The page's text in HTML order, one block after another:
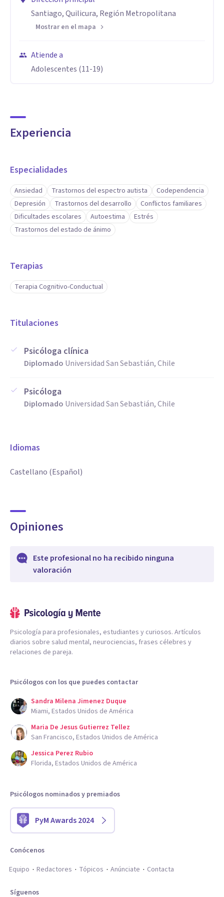
Santiago, Quilicura, Región Metropolitana
Mostrar en el mapa
Atiende a
Adolescentes (11-19)
Experiencia
Especialidades
Ansiedad Trastornos del espectro autista
Codependencia
Depresión
Trastornos del desarrollo
Conflictos familiares
Dificultades escolares
Autoestima
Estrés
Trastornos del estado de ánimo
Terapias
Terapia Cognitivo-Conductual
Titulaciones
Psicóloga clínica
Diplomado Universidad San Sebastián, Chile
Psicóloga
Diplomado Universidad San Sebastián, Chile
Idiomas
Castellano (Español)
Opiniones
Este profesional no ha recibido ninguna
valoración
Psicología para profesionales, estudiantes y curiosos. Artículos
diarios sobre salud mental, neurociencias, frases célebres y
relaciones de pareja.
Psicólogos con los que puedes contactar
Sandra Milena Jimenez Duque
Miami, Estados Unidos de América
Maria De Jesus Gutierrez Tellez
San Francisco, Estados Unidos de América
Jessica Perez Rubio
Florida, Estados Unidos de América
Psicólogos nominados y premiados
PyM Awards 2024
Conócenos
Equipo
Redactores Tópicos Anúnciate Contacta
Síguenos